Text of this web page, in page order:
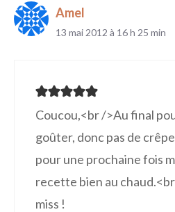
Amel
13 mai 2012 à 16 h 25 min
Coucou,<br />Au final
goûter, donc pas de
pour une prochaine fois
recette bien au
miss !